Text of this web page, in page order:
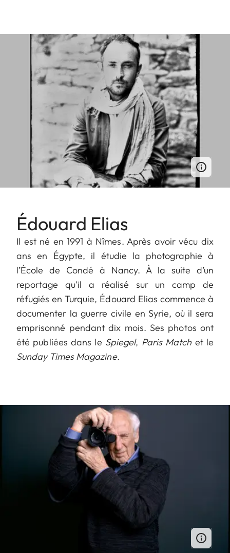
Édouard Elias
Il est né en 1991 à Nîmes. Après avoir vécu dix
ans en Égypte, il étudie la photographie à
l’École de Condé à Nancy. À la suite d’un
reportage qu’il a réalisé sur un camp de
réfugiés en Turquie, Édouard Elias commence à
documenter la guerre civile en Syrie, où il sera
emprisonné pendant dix mois. Ses photos ont
été publiées dans le Spiegel, Paris Match et le
Sunday Times Magazine.